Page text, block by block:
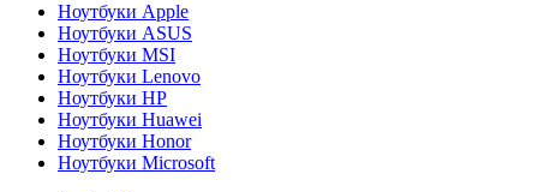
Ноутбуки Apple
Ноутбуки ASUS
Ноутбуки MSI
Ноутбуки Lenovo
Ноутбуки HP
Ноутбуки Huawei
Ноутбуки Honor
Ноутбуки Microsoft